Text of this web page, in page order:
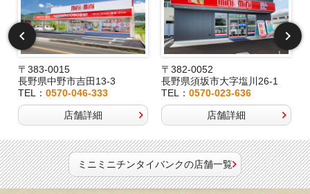
〒383-0015
長野県中野市吉田13-3
TEL： 0570-046-333
店舗詳細
〒382-0052
長野県須坂市大字塩川26-1
TEL：0570-023-636
店舗詳細
ミニミニチンタイバンクの店舗一覧